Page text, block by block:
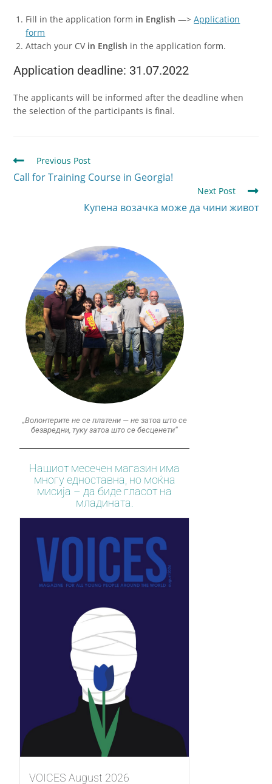
Fill in the application form in English—>Application
form
Attach your CV in English in the application form.
Application deadline: 31.07.2022
The applicants will be informed after the deadline when
the selection of the participants is final.
Previous Post
Call for Training Course in Georgia!
Next Post
Купена возачка може да чини живот
„Волонтерите не се платени — не затоа што се
безвредни, туку затоа што се бесценети“
Нашиот месечен магазин има
многу едноставна, но моќна
мисија – да биде гласот на
младината.
VOICES August 2026